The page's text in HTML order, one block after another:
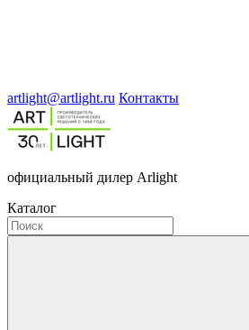
artlight@artlight.ru Контакты
официальный дилер Arlight
Каталог